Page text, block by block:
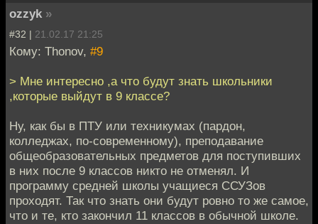
ozzyk »
#32 | 21.02.17 21:25
Кому: Thonov, #9
> Мне интересно ,а что будут знать школьники
,которые выйдут в 9 классе?
Ну, как бы в ПТУ или техникумах (пардон,
колледжах, по-современному), преподавание
общеобразовательных предметов для поступивших
в них после 9 классов никто не отменял. И
программу средней школы учащиеся ССУЗов
проходят. Так что знать они будут ровно то же самое,
что и те, кто закончил 11 классов в обычной школе.